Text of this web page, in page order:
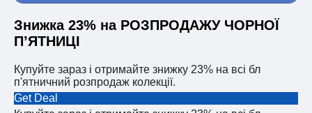
Знижка 23% на РОЗПРОДАЖУ ЧОРНОЇ
П’ЯТНИЦІ
Купуйте зараз і отримайте знижку 23% на всі бл
п'ятничний розпродаж колекції.
Get Deal